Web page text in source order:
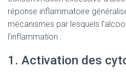
réponse inflammatoire
mécanismes par lesquels
l’inflammation :
1. Activation des